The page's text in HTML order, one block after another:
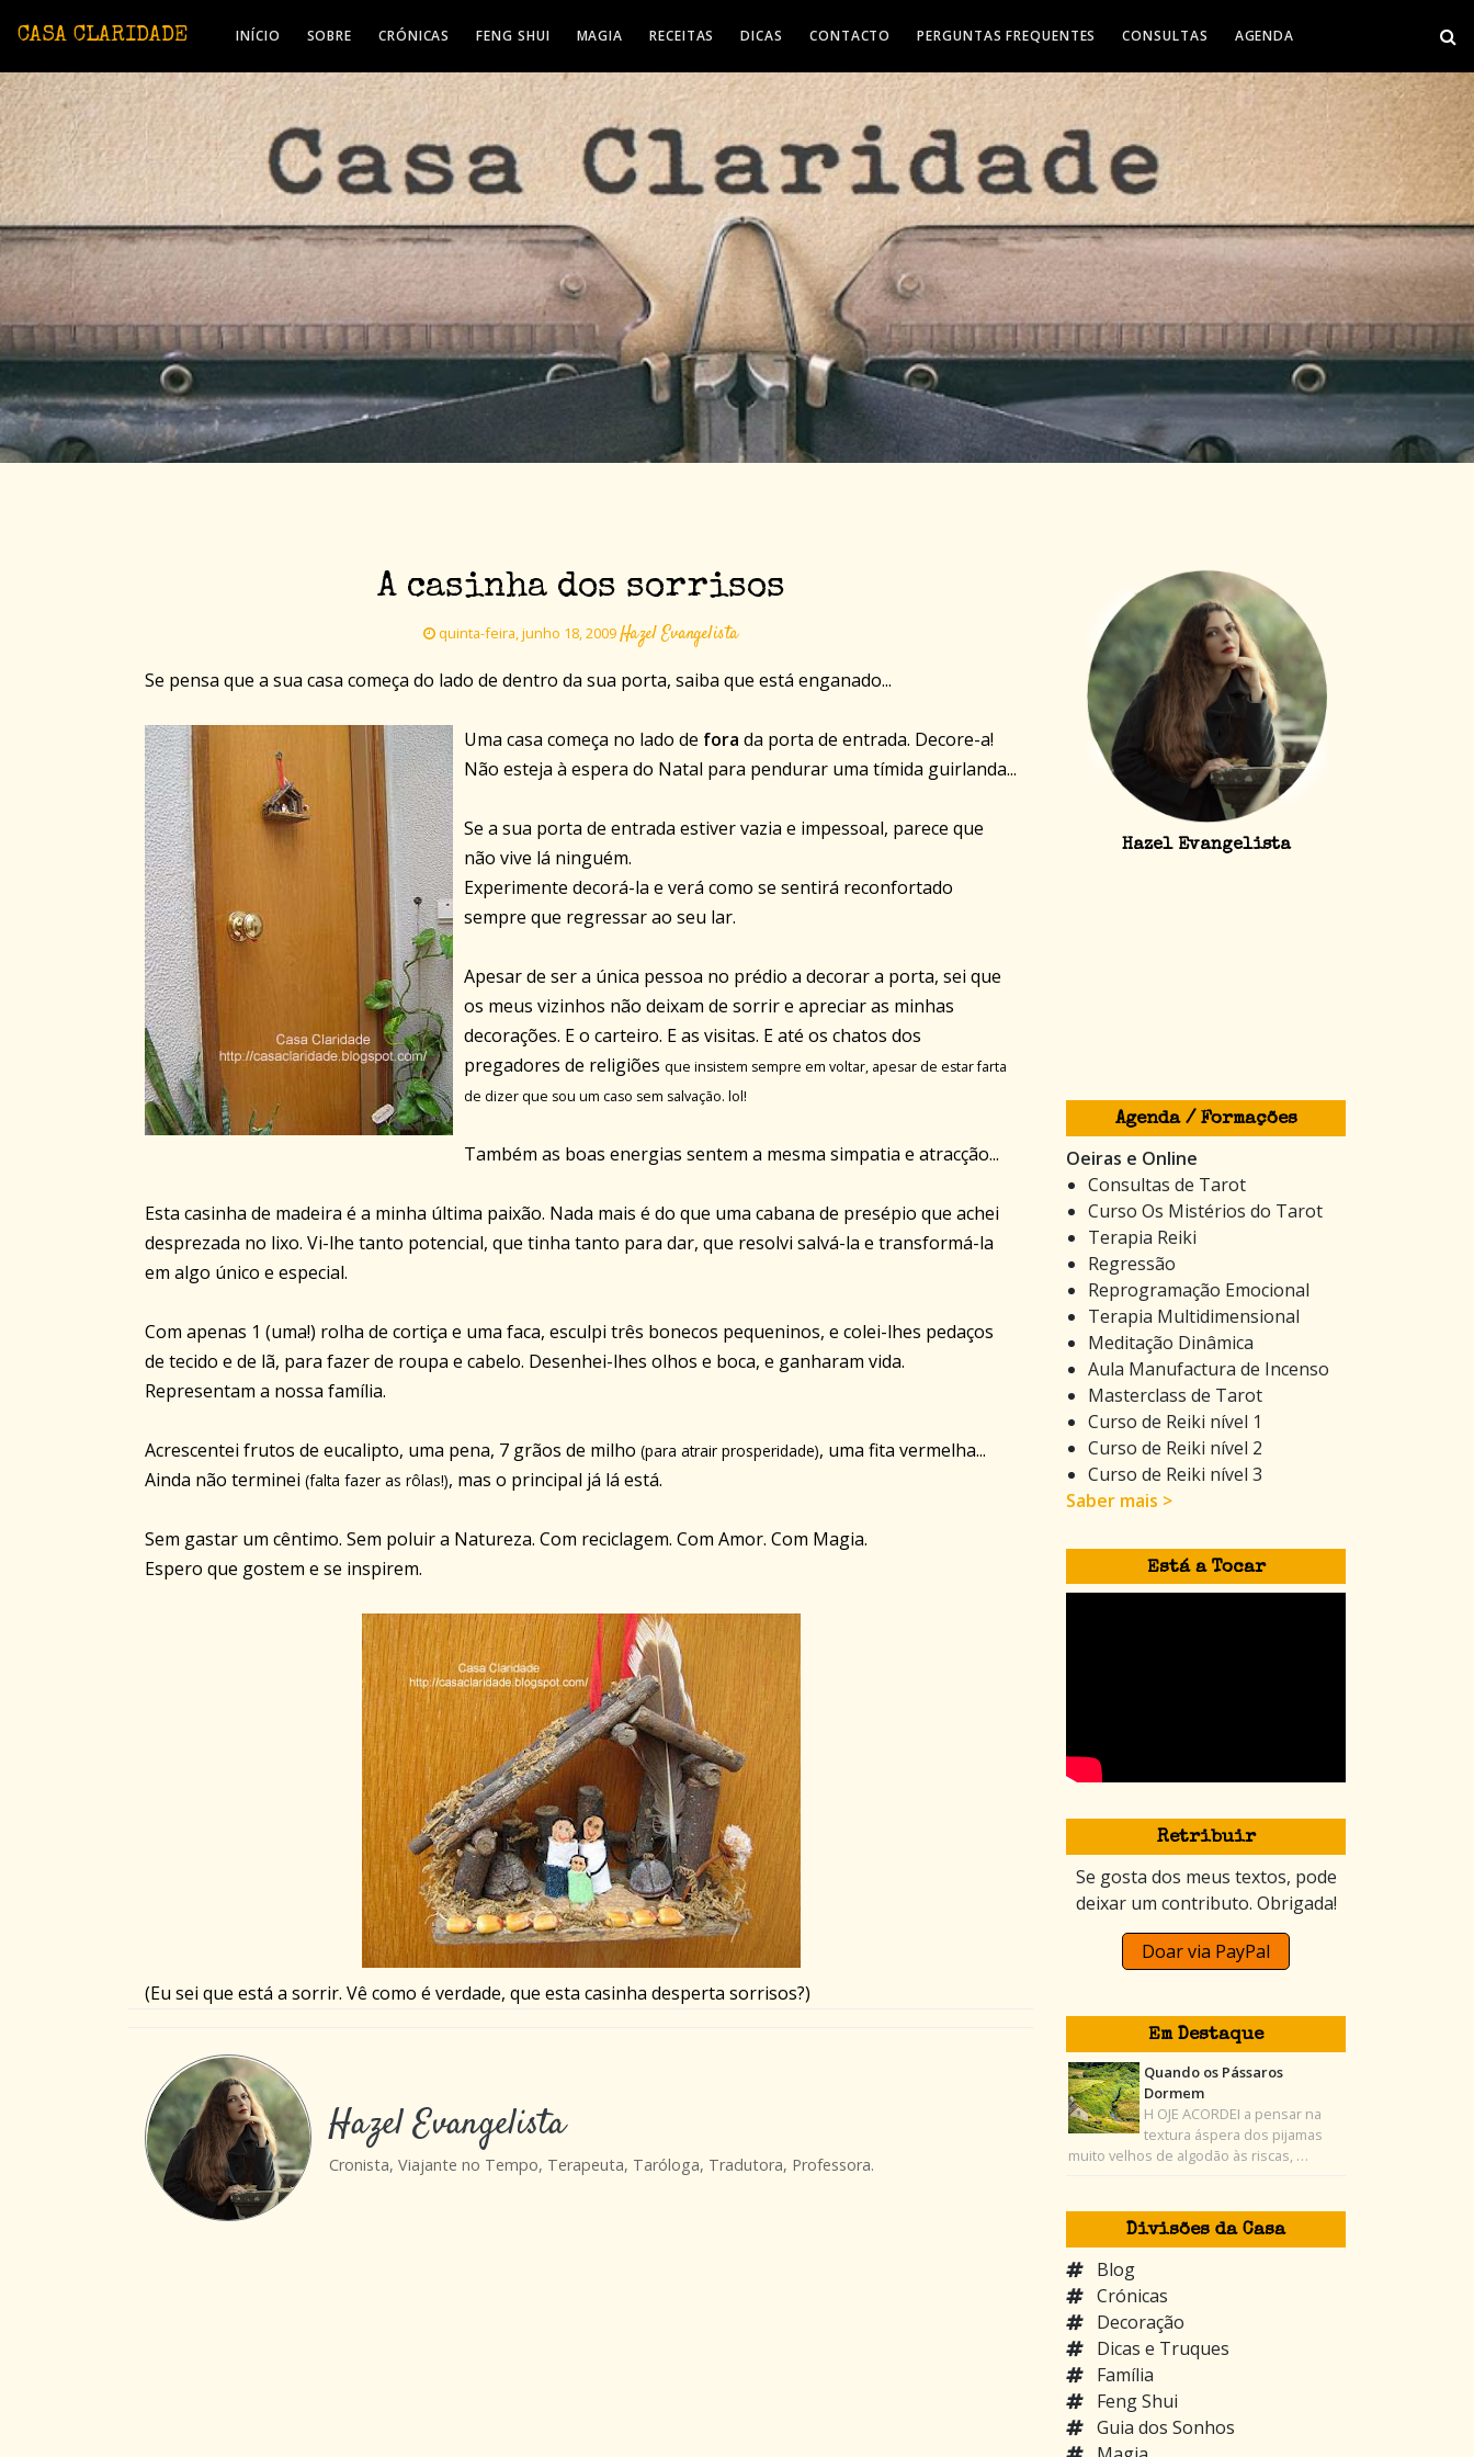
CASA CLARIDADE INÍCIO SOBRE CRÓNICAS FENG SHUI MAGIA RECEITAS DICAS CONTACTO PERGUNTAS FREQUENTES CONSULTAS AGENDA
A casinha dos sorrisos
quinta-feira, junho 18, 2009Hazel Evangelista
Se pensa que a sua casa começa do lado de dentro da sua porta, saiba que está enganado...
Uma casa começa no lado de fora da porta de entrada. Decore-a!
Não esteja à espera do Natal para pendurar uma tímida guirlanda...
Se a sua porta de entrada estiver vazia e impessoal, parece que
não vive lá ninguém.
Experimente decorá-la e verá como se sentirá reconfortado
sempre que regressar ao seu lar.
Apesar de ser a única pessoa no prédio a decorar a porta, sei que
os meus vizinhos não deixam de sorrir e apreciar as minhas
decorações. E o carteiro. E as visitas. E até os chatos dos
pregadores de religiões que insistem sempre em voltar, apesar de estar farta
de dizer que sou um caso sem salvação. lol!
Também as boas energias sentem a mesma simpatia e atracção...
Esta casinha de madeira é a minha última paixão. Nada mais é do que uma cabana de presépio que achei
desprezada no lixo. Vi-lhe tanto potencial, que tinha tanto para dar, que resolvi salvá-la e transformá-la
em algo único e especial.
Com apenas 1 (uma!) rolha de cortiça e uma faca, esculpi três bonecos pequeninos, e colei-lhes pedaços
de tecido e de lã, para fazer de roupa e cabelo. Desenhei-lhes olhos e boca, e ganharam vida.
Representam a nossa família.
Acrescentei frutos de eucalipto, uma pena, 7 grãos de milho (para atrair prosperidade), uma fita vermelha...
Ainda não terminei (falta fazer as rôlas!), mas o principal já lá está.
Sem gastar um cêntimo. Sem poluir a Natureza. Com reciclagem. Com Amor. Com Magia.
Espero que gostem e se inspirem.
(Eu sei que está a sorrir. Vê como é verdade, que esta casinha desperta sorrisos?)
Hazel Evangelista
Cronista, Viajante no Tempo, Terapeuta, Taróloga, Tradutora, Professora.
Hazel Evangelista
Agenda / Formações
Oeiras e Online
Consultas de Tarot
Curso Os Mistérios do Tarot
Terapia Reiki
Regressão
Reprogramação Emocional
Terapia Multidimensional
Meditação Dinâmica
Aula Manufactura de Incenso
Masterclass de Tarot
Curso de Reiki nível 1
Curso de Reiki nível 2
Curso de Reiki nível 3
Saber mais >
Está a Tocar
Retribuir
Se gosta dos meus textos, pode
deixar um contributo. Obrigada!
Doar via PayPal
Em Destaque
Quando os Pássaros
Dormem
H OJE ACORDEI a pensar na
textura áspera dos pijamas
muito velhos de algodão às riscas, …
Divisões da Casa
Blog
Crónicas
Decoração
Dicas e Truques
Família
Feng Shui
Guia dos Sonhos